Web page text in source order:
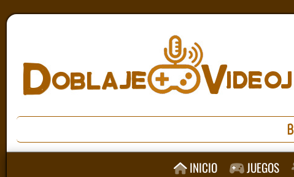
INICIO JUEGOS